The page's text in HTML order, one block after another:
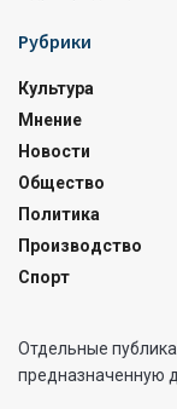
Рубрики
Культура
Мнение
Новости
Общество
Политика
Производство
Спорт
Отдельные
предназначенную